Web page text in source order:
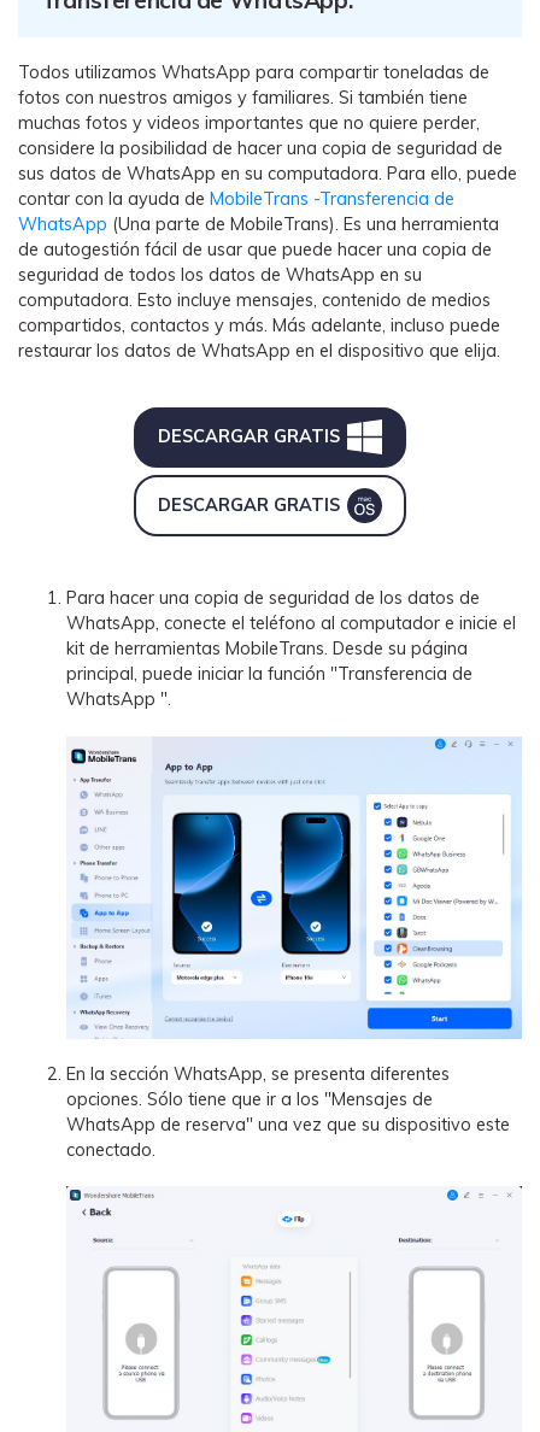
Todos utilizamos WhatsApp para compartir toneladas de
fotos con nuestros amigos y familiares. Si también tiene
muchas fotos y videos importantes que no quiere perder,
considere la posibilidad de hacer una copia de seguridad de
sus datos de WhatsApp en su computadora. Para ello, puede
contar con la ayuda de MobileTrans -Transferencia de
WhatsApp (Una parte de MobileTrans). Es una herramienta
de autogestión fácil de usar que puede hacer una copia de
seguridad de todos los datos de WhatsApp en su
computadora. Esto incluye mensajes, contenido de medios
compartidos, contactos y más. Más adelante, incluso puede
restaurar los datos de WhatsApp en el dispositivo que elija.
DESCARGAR GRATIS
DESCARGAR GRATIS
Para hacer una copia de seguridad de los datos de
WhatsApp, conecte el teléfono al computador e inicie el
kit de herramientas MobileTrans. Desde su página
principal, puede iniciar la función "Transferencia de
WhatsApp ".
En la sección WhatsApp, se presenta diferentes
opciones. Sólo tiene que ir a los "Mensajes de
WhatsApp de reserva" una vez que su dispositivo este
conectado.